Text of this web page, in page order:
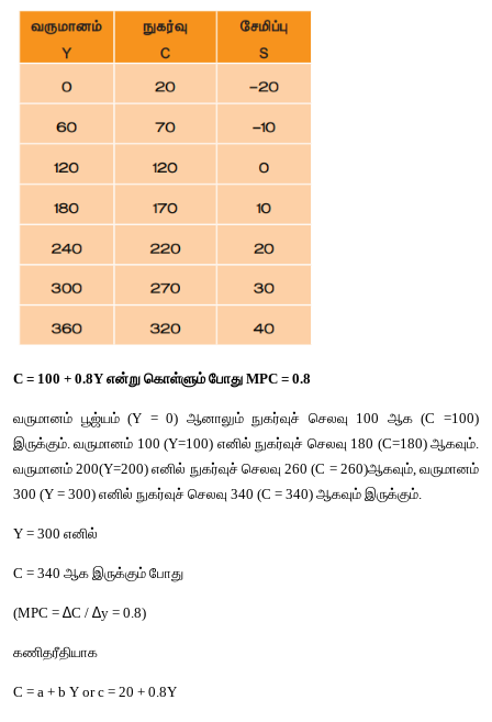
எனவே நுகர்வுச் சார்பு நுகர்வு மற்றும்
தொடர்பை விளக்குகிறது. C = சார்பு மாறி, y = சாரா மாறியாகவும்
இங்கு வருவாய் மற்றும் நுகர்வு மட்டுமே பேசப்படுகின்றன.
எத்தனையோ மாறிகள் இருக்கலாம். அவை அனைத்திலும்
அனுமானித்தே இந்த சார்பு விளக்கப்படுகிறது.
நுகர்வுச் சார்பு அட்டவணை பல்வேறு வருமான நிலைகளில் உள்ள
செலவினைக் காட்டுவதாகும். கீழ்க்காணும் ஒரு கற்பனை
சார்பை விளக்குகிறது.
அட்டவணை 1 : வருமானம் – நுகர்வு அட்டவணை (₹ கோடிகளில்)